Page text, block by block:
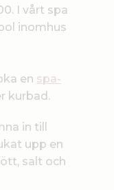
I vårt spa
inomhus
en spa-
kurbad.
in till
upp en
salt och